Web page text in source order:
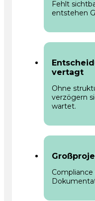
Fehlt
entstehen
vertagt
Ohne
verzögern
wartet.